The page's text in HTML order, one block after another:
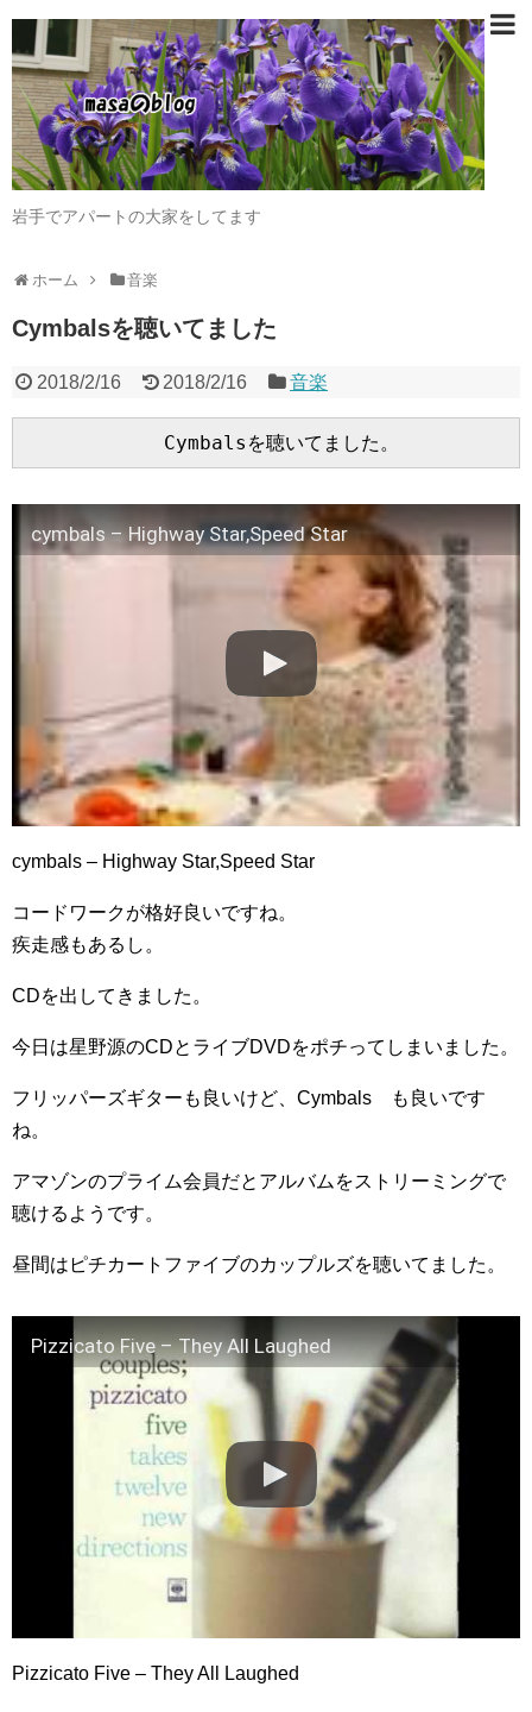
岩手でアパートの大家をしてます
ホーム 音楽
Cymbalsを聴いてました
2018/2/16 2018/2/16 音楽
cymbals – Highway Star,Speed Star
cymbals – Highway Star,Speed Star
コードワークが格好良いですね。
疾走感もあるし。
CDを出してきました。
今日は星野源のCDとライブDVDをポチってしまいました。
フリッパーズギターも良いけど、Cymbals も良いです
ね。
アマゾンのプライム会員だとアルバムをストリーミングで
聴けるようです。
昼間はピチカートファイブのカップルズを聴いてました。
Pizzicato Five – They All Laughed
Pizzicato Five – They All Laughed